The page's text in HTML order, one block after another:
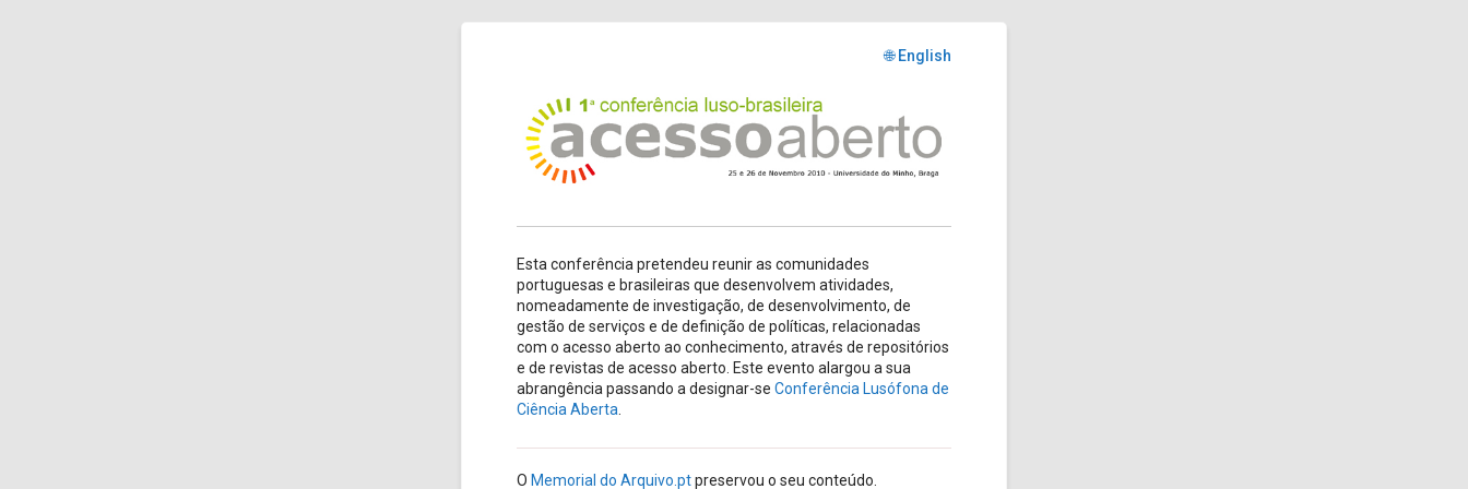
🌐 English
Esta conferência pretendeu reunir as comunidades
portuguesas e brasileiras que desenvolvem atividades,
nomeadamente de investigação, de desenvolvimento, de
gestão de serviços e de definição de políticas, relacionadas
com o acesso aberto ao conhecimento, através de repositórios
e de revistas de acesso aberto. Este evento alargou a sua
abrangência passando a designar-se Conferência Lusófona de
Ciência Aberta
O Memorial do Arquivo.ptpreservou o seu conteúdo.